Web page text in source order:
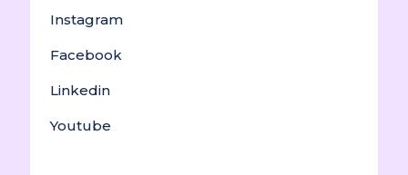
Instagram
Facebook
Linkedin
Youtube